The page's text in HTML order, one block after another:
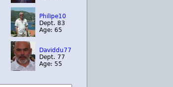
Philipe10
Dept. 83
Age: 65
Daviddu77
Dept. 77
Age: 55